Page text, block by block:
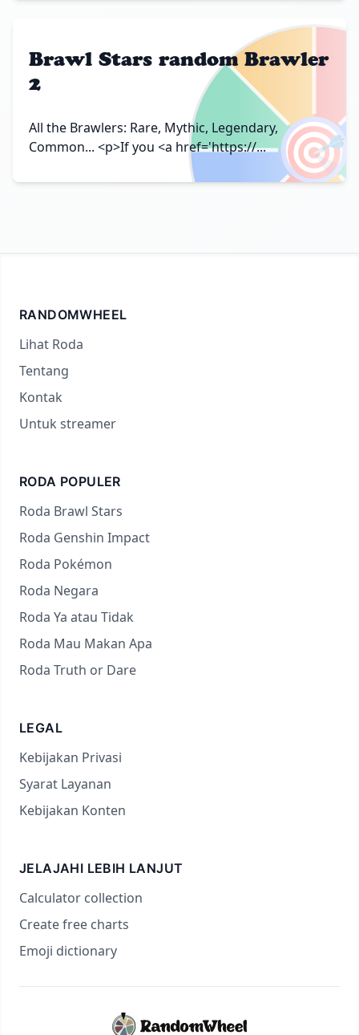
🎯
Brawl Stars random Brawler
2
All the Brawlers: Rare, Mythic, Legendary,
Common... <p>If you <a href='https://...
RANDOMWHEEL
Lihat Roda
Tentang
Kontak
Untuk streamer
RODA POPULER
Roda Brawl Stars
Roda Genshin Impact
Roda Pokémon
Roda Negara
Roda Ya atau Tidak
Roda Mau Makan Apa
Roda Truth or Dare
LEGAL
Kebijakan Privasi
Syarat Layanan
Kebijakan Konten
JELAJAHI LEBIH LANJUT
Calculator collection
Create free charts
Emoji dictionary